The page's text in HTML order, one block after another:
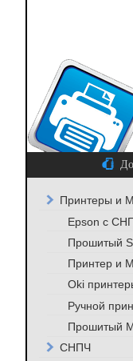
Принтеры и
Epson с
Прошитый
Принтер и
Oki
Ручной
Прошитый
СНПЧ